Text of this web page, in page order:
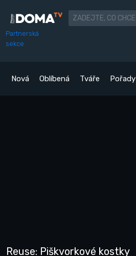
Partnerská
sekce
Nová Oblíbená Tváře Pořady
Reuse: Piškvorkové kostky